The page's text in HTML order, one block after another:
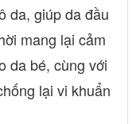
da, giúp da đầu
mang lại cảm
da bé, cùng với
lại vi khuẩn